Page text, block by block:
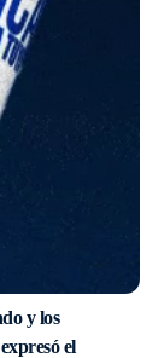
y los
el